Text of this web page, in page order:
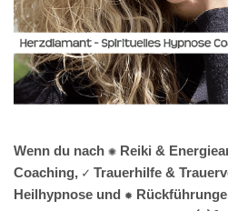
Wenn du nach ✺ Reiki &
Coaching, ✓ Trauerhilfe &
Heilhypnose und ✹